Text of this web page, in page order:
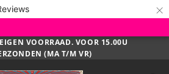
×
VOORRAAD. VOOR 15.00U
(MA T/M VR)